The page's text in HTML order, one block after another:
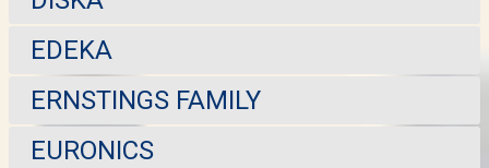
EDEKA
ERNSTINGS FAMILY
EURONICS